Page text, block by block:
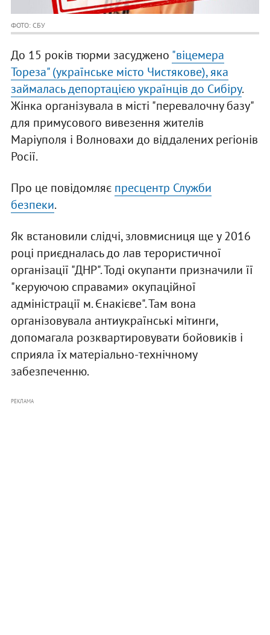
ФОТО: СБУ
До 15 років тюрми засуджено "віцемера
Тореза" (українське місто Чистякове), яка
займалась депортацією українців до Сибіру.
Жінка організувала в місті "перевалочну базу"
для примусового вивезення жителів
Маріуполя і Волновахи до віддалених регіонів
Росії.
Про це повідомляє пресцентр Служби
безпеки.
Як встановили слідчі, зловмисниця ще у 2016
році приєдналась до лав терористичної
організації "ДНР". Тоді окупанти призначили її
"керуючою справами» окупаційної
адміністрації м. Єнакієве". Там вона
організовувала антиукраїнські мітинги,
допомагала розквартировувати бойовиків і
сприяла їх матеріально-технічному
забезпеченню.
РЕКЛАМА